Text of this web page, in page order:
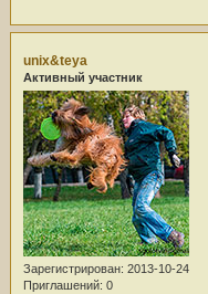
unix&teya
Активный участник
Зарегистрирован: 2013-10-24
Приглашений: 0